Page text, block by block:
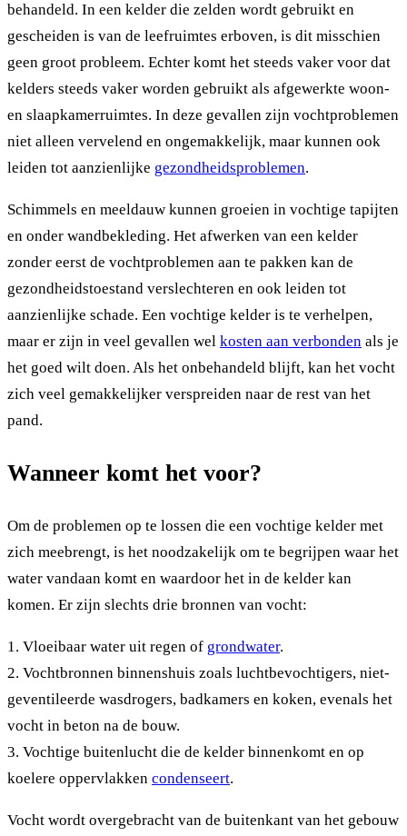
behandeld. In een kelder die zelden wordt gebruikt en
gescheiden is van de leefruimtes erboven, is dit misschien
geen groot probleem. Echter komt het steeds vaker voor dat
kelders steeds vaker worden gebruikt als afgewerkte woon-
en slaapkamerruimtes. In deze gevallen zijn vochtproblemen
niet alleen vervelend en ongemakkelijk, maar kunnen ook
leiden tot aanzienlijke gezondheidsproblemen.
Schimmels en meeldauw kunnen groeien in vochtige tapijten
en onder wandbekleding. Het afwerken van een kelder
zonder eerst de vochtproblemen aan te pakken kan de
gezondheidstoestand verslechteren en ook leiden tot
aanzienlijke schade. Een vochtige kelder is te verhelpen,
maar er zijn in veel gevallen wel kosten aan verbonden als je
het goed wilt doen. Als het onbehandeld blijft, kan het vocht
zich veel gemakkelijker verspreiden naar de rest van het
pand.
Wanneer komt het voor?
Om de problemen op te lossen die een vochtige kelder met
zich meebrengt, is het noodzakelijk om te begrijpen waar het
water vandaan komt en waardoor het in de kelder kan
komen. Er zijn slechts drie bronnen van vocht:
1. Vloeibaar water uit regen of grondwater.
2. Vochtbronnen binnenshuis zoals luchtbevochtigers, niet-
geventileerde wasdrogers, badkamers en koken, evenals het
vocht in beton na de bouw.
3. Vochtige buitenlucht die de kelder binnenkomt en op
koelere oppervlakken condenseert.
Vocht wordt overgebracht van de buitenkant van het gebouw